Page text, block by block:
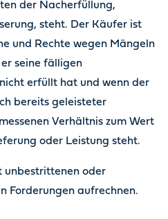
der Nacherfüllung,
steht. Der Käufer ist
und Rechte wegen Mängeln
seine fälligen
erfüllt hat und wenn der
bereits geleisteter
Verhältnis zum Wert
oder Leistung steht.
unbestrittenen oder
Forderungen aufrechnen.